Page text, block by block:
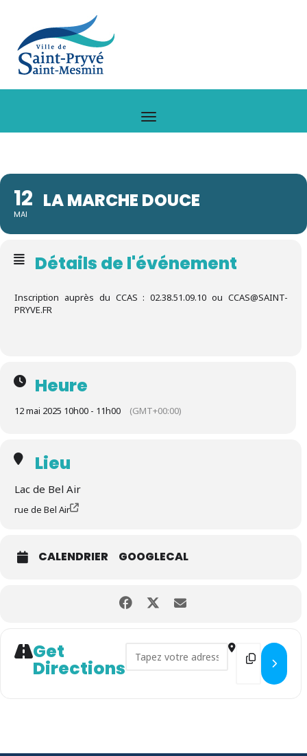
12
MAI
LA MARCHE DOUCE
Détails de l'événement
Inscription auprès du CCAS : 02.38.51.09.10 ou CCAS@SAINT-
PRYVE.FR
Heure
12 mai 2025 10h00 - 11h00 (GMT+00:00)
Lieu
Lac de Bel Air
rue de Bel Air
CALENDRIER GOOGLECAL
Get
Directions
Address - La Marche douce []